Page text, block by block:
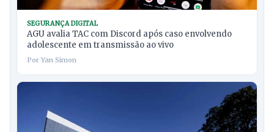
SEGURANÇA DIGITAL
AGU avalia TAC com Discord após caso envolvendo
adolescente em transmissão ao vivo
Por Yan Simon